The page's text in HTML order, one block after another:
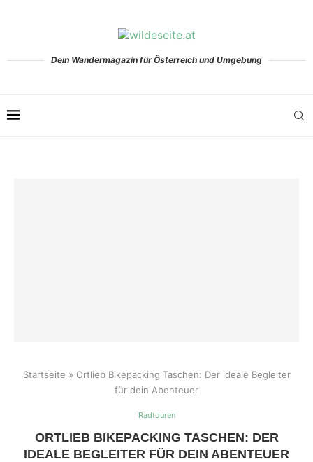
Dein Wandermagazin für Österreich und Umgebung
Startseite » Ortlieb Bikepacking Taschen: Der ideale Begleiter
für dein Abenteuer
Radtouren
ORTLIEB BIKEPACKING TASCHEN: DER
IDEALE BEGLEITER FÜR DEIN ABENTEUER